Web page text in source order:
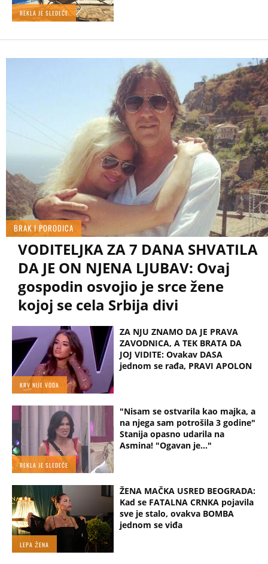
REKLA JE SLEDEĆE
BRAK I PORODICA
VODITELJKA ZA 7 DANA SHVATILA
DA JE ON NJENA LJUBAV: Ovaj
gospodin osvojio je srce žene
kojoj se cela Srbija divi
KRV NIJE VODA
ZA NJU ZNAMO DA JE PRAVA
ZAVODNICA, A TEK BRATA DA
JOJ VIDITE: Ovakav DASA
jednom se rađa, PRAVI APOLON
REKLA JE SLEDEĆE
"Nisam se ostvarila kao majka, a
na njega sam potrošila 3 godine"
Stanija opasno udarila na
Asmina! "Ogavan je..."
LEPA ŽENA
ŽENA MAČKA USRED BEOGRADA:
Kad se FATALNA CRNKA pojavila
sve je stalo, ovakva BOMBA
jednom se viđa